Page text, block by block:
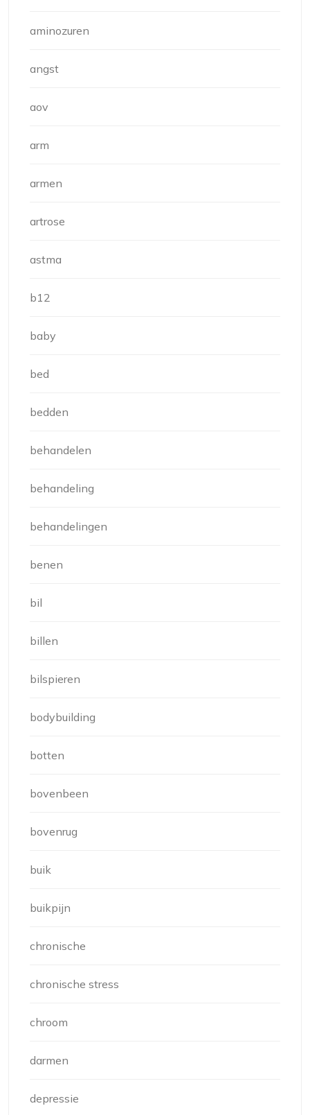
aminozuren
angst
aov
arm
armen
artrose
astma
b12
baby
bed
bedden
behandelen
behandeling
behandelingen
benen
bil
billen
bilspieren
bodybuilding
botten
bovenbeen
bovenrug
buik
buikpijn
chronische
chronische stress
chroom
darmen
depressie